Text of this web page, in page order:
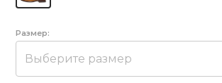
Размер:
Выберите размер